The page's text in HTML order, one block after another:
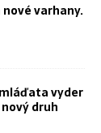
varhany.
vyder
druh